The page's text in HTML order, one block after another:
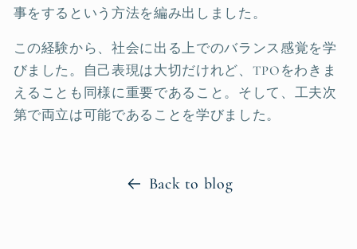
事をするという方法を編み出しました。
この経験から、社会に出る上でのバランス感覚を学
びました。自己表現は大切だけれど、TPOをわきま
えることも同様に重要であること。そして、工夫次
第で両立は可能であることを学びました。
Back to blog